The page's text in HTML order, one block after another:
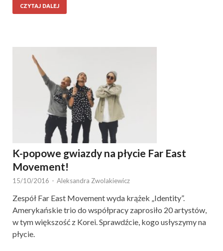
CZYTAJ DALEJ
K-popowe gwiazdy na płycie Far East
Movement!
15/10/2016 - Aleksandra Zwolakiewicz
Zespół Far East Movement wyda krążek „Identity”.
Amerykańskie trio do współpracy zaprosiło 20 artystów,
w tym większość z Korei. Sprawdźcie, kogo usłyszymy na
płycie.